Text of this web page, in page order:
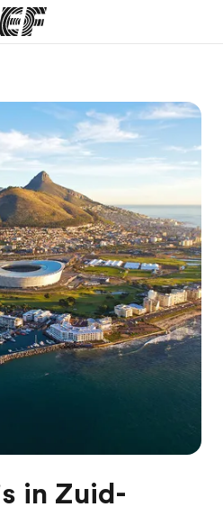
in Zuid-